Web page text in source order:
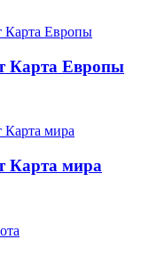
Карта Европы
Карта мира